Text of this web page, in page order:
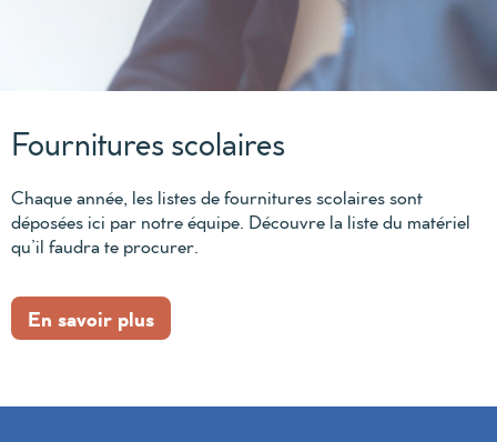
Fournitures scolaires
Chaque année, les listes de fournitures scolaires sont
déposées ici par notre équipe. Découvre la liste du matériel
qu’il faudra te procurer.
En savoir plus